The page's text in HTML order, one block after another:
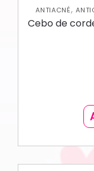
ANTIACNÉ,
CORPORAL,
Cebo de